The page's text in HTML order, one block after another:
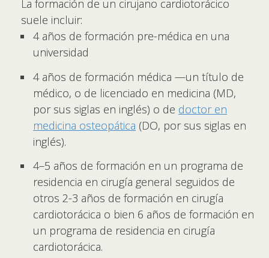
La formación de un cirujano cardiotorácico
suele incluir:
4 años de formación pre-médica en una
universidad
4 años de formación médica —un título de
médico, o de licenciado en medicina (MD,
por sus siglas en inglés) o de doctor en
medicina osteopática (DO, por sus siglas en
inglés).
4–5 años de formación en un programa de
residencia en cirugía general seguidos de
otros 2-3 años de formación en cirugía
cardiotorácica o bien 6 años de formación en
un programa de residencia en cirugía
cardiotorácica.